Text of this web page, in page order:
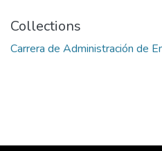
Collections
Carrera de Administración de